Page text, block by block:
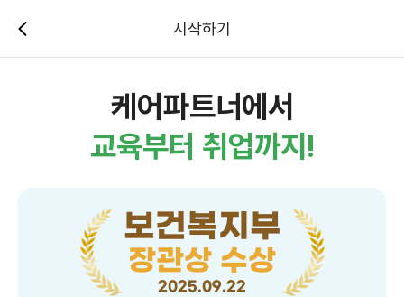
시작하기
케어파트너에서
교육부터 취업까지!
보건복지부
장관상 수상
2025.09.22